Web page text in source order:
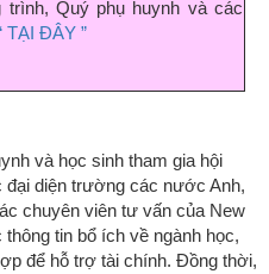
Quý phụ huynh và các
TẠI ĐÂY ”
và học sinh tham gia hội
đại diện trường các nước Anh,
chuyên viên tư vấn của New
tin bổ ích về ngành học,
để hỗ trợ tài chính. Đồng thời,